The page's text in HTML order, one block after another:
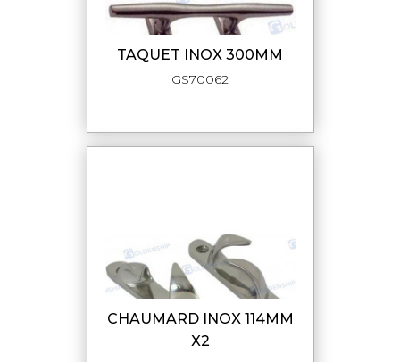
TAQUET INOX 300MM
GS70062
CHAUMARD INOX 114MM
X2